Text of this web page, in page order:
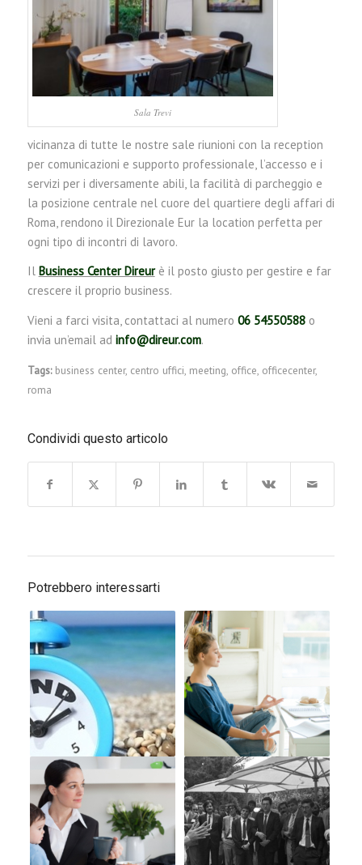
Sala Trevi
vicinanza di tutte le nostre sale riunioni con la reception
per comunicazioni e supporto professionale, l’accesso e i
servizi per i diversamente abili, la facilità di parcheggio e
la posizione centrale nel cuore del quartiere degli affari di
Roma, rendono il Direzionale Eur la location perfetta per
ogni tipo di incontri di lavoro.
Il Business Center Direurè il posto giusto per gestire e far
crescere il proprio business.
Vieni a farci visita, contattaci al numero 06 54550588 o
invia un’email ad info@direur.com.
Tags: business center, centro uffici, meeting, office, officecenter,
roma
Condividi questo articolo
Potrebbero interessarti